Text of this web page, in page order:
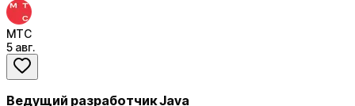
МТС
5 авг.
Ведущий разработчик Java